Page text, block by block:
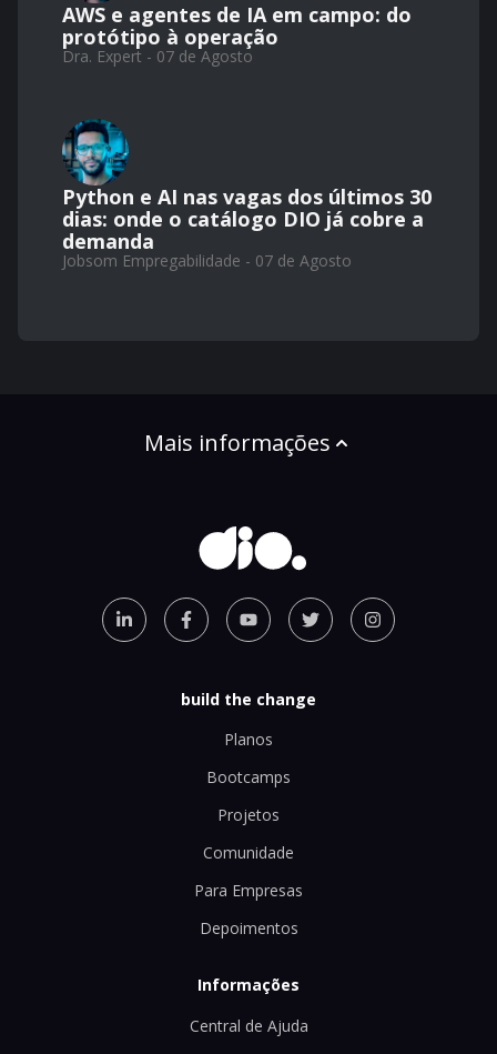
AWS e agentes de IA em campo: do
protótipo à operação
Dra. Expert - 07 de Agosto
Python e AI nas vagas dos últimos 30
dias: onde o catálogo DIO já cobre a
demanda
Jobsom Empregabilidade - 07 de Agosto
Mais informações
build the change
Planos
Bootcamps
Projetos
Comunidade
Para Empresas
Depoimentos
Informações
Central de Ajuda